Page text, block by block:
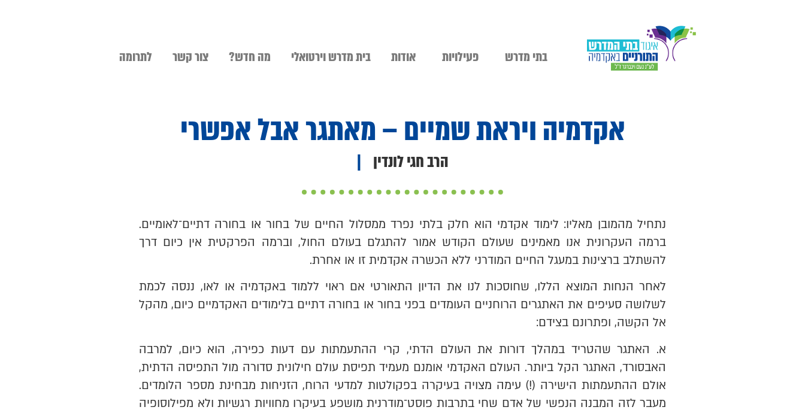
בתי מדרש פעילויות אודות בית מדרש וירטואלי מה חדש? צור קשר לתרומה
אקדמיה ויראת שמיים – מאתגר אבל אפשרי
הרב חגי לונדין |
נתחיל מהמובן מאליו: לימוד אקדמי הוא חלק בלתי נפרד ממסלול החיים של בחור או בחורה דתיים־לאומיים.
ברמה העקרונית אנו מאמינים שעולם הקודש אמור להתגלם בעולם החול, וברמה הפרקטית אין כיום דרך
להשתלב ברצינות במעגל החיים המודרני ללא הכשרה אקדמית זו או אחרת.
לאחר הנחות המוצא הללו, שחוסכות לנו את הדיון התאורטי אם ראוי ללמוד באקדמיה או לאו, ננסה לכמת
לשלושה סעיפים את האתגרים הרוחניים העומדים בפני בחור או בחורה דתיים בלימודים האקדמיים כיום, מהקל
אל הקשה, ופתרונם בצידם:
א. האתגר שהטריד במהלך דורות את העולם הדתי, קרי ההתעמתות עם דעות כפירה, הוא כיום, למרבה
האבסורד, האתגר הקל ביותר. העולם האקדמי אומנם מעמיד תפיסת עולם חילונית סדורה מול התפיסה הדתית,
אולם ההתעמתות הישירה (!) עימה מצויה בעיקרה בפקולטות למדעי הרוח, הזניחות מבחינת מספר הלומדים.
מעבר לזה המבנה הנפשי של אדם שחי בתרבות פוסט־מודרנית מושפע בעיקרו מחוויות רגשיות ולא מפילוסופיה